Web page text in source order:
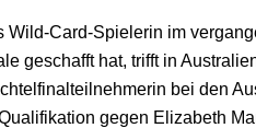
Wild-Card-Spielerin im
geschafft hat, trifft in
bei den
gegen Elizabeth